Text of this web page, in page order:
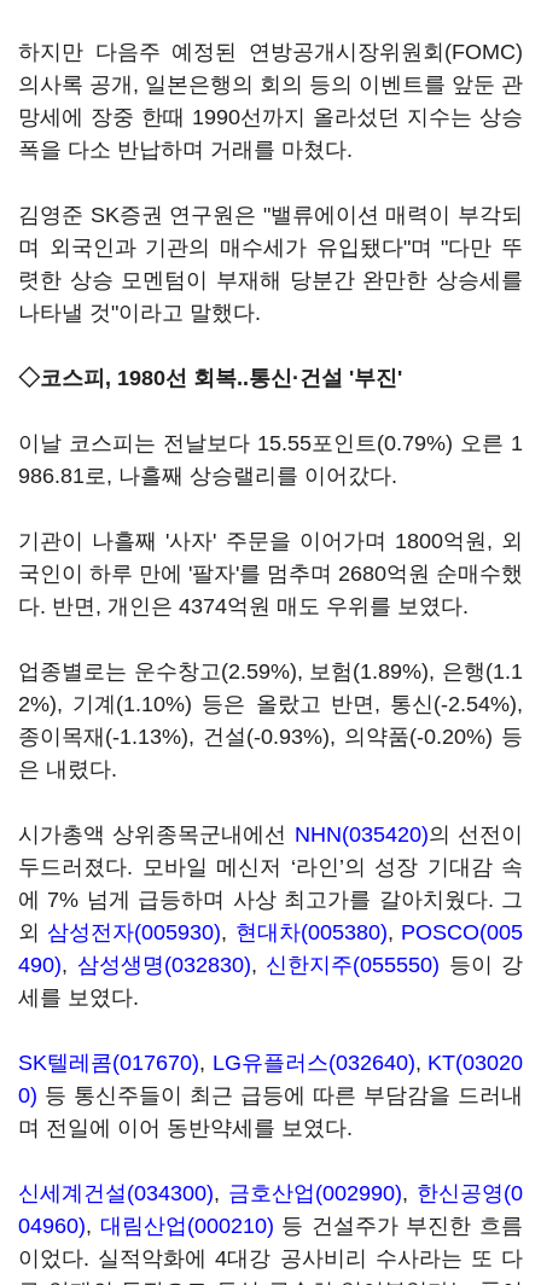
하지만 다음주 예정된 연방공개시장위원회(FOMC)
의사록 공개, 일본은행의 회의 등의 이벤트를 앞둔 관
망세에 장중 한때 1990선까지 올라섰던 지수는 상승
폭을 다소 반납하며 거래를 마쳤다.
김영준 SK증권 연구원은 "밸류에이션 매력이 부각되
며 외국인과 기관의 매수세가 유입됐다"며 "다만 뚜
렷한 상승 모멘텀이 부재해 당분간 완만한 상승세를
나타낼 것"이라고 말했다.
◇코스피, 1980선 회복..통신·건설 '부진'
이날 코스피는 전날보다 15.55포인트(0.79%) 오른 1
986.81로, 나흘째 상승랠리를 이어갔다.
기관이 나흘째 '사자' 주문을 이어가며 1800억원, 외
국인이 하루 만에 '팔자'를 멈추며 2680억원 순매수했
다. 반면, 개인은 4374억원 매도 우위를 보였다.
업종별로는 운수창고(2.59%), 보험(1.89%), 은행(1.1
2%), 기계(1.10%) 등은 올랐고 반면, 통신(-2.54%),
종이목재(-1.13%), 건설(-0.93%), 의약품(-0.20%) 등
은 내렸다.
시가총액 상위종목군내에선 NHN(035420)의 선전이
두드러졌다. 모바일 메신저 ‘라인’의 성장 기대감 속
에 7% 넘게 급등하며 사상 최고가를 갈아치웠다. 그
외 삼성전자(005930), 현대차(005380), POSCO(005
490), 삼성생명(032830), 신한지주(055550) 등이 강
세를 보였다.
SK텔레콤(017670), LG유플러스(032640), KT(03020
0) 등 통신주들이 최근 급등에 따른 부담감을 드러내
며 전일에 이어 동반약세를 보였다.
신세계건설(034300), 금호산업(002990), 한신공영(0
04960), 대림산업(000210) 등 건설주가 부진한 흐름
이었다. 실적악화에 4대강 공사비리 수사라는 또 다